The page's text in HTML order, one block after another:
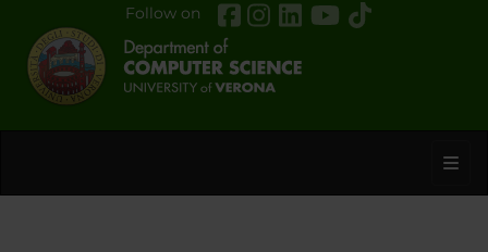
Follow on